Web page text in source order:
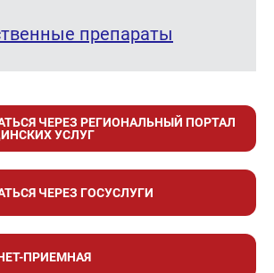
препараты
ЧЕРЕЗ РЕГИОНАЛЬНЫЙ ПОРТАЛ
УСЛУГ
ЧЕРЕЗ ГОСУСЛУГИ
ПРИЕМНАЯ